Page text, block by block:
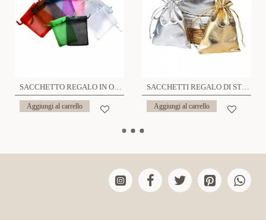
SACCHETTO REGALO IN ORGANZA 20x30 - CK24240A556
Aggiungi al carrello
SACCHETTI REGALO DI STOFFA - CK24096B745/B756/B757
Aggiungi al carrello